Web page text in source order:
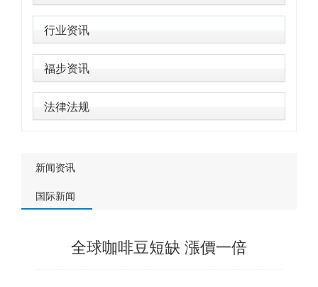
行业资讯
福步资讯
法律法规
新闻资讯
国际新闻
全球咖啡豆短缺 漲價一倍